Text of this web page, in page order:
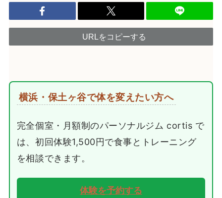
URLをコピーする
横浜・保土ヶ谷で体を変えたい方へ
完全個室・月額制のパーソナルジム cortis で
は、初回体験1,500円で食事とトレーニング
を相談できます。
体験を予約する